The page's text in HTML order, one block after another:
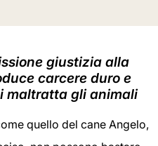
giustizia alla
carcere duro e
maltratta gli animali
quello del cane Angelo,